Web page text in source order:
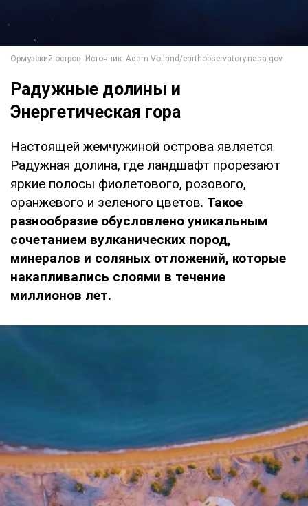
Радужные долины и
Энергетическая гора
Настоящей жемчужиной острова является
Радужная долина, где ландшафт прорезают
яркие полосы фиолетового, розового,
оранжевого и зеленого цветов. Такое
разнообразие обусловлено уникальным
сочетанием вулканических пород,
минералов и соляных отложений, которые
накапливались слоями в течение
миллионов лет.